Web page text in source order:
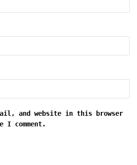
and website in this browser
I comment.